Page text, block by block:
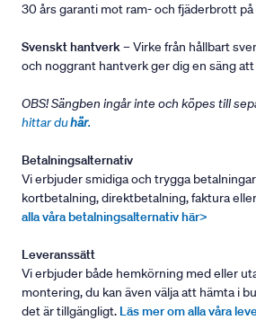
30 års garanti mot ram- och fjäderbrott på
Svenskt hantverk– Virke från hållbart
och noggrant hantverk ger dig en säng att
OBS! Sängben ingår inte och köpes till
hittar duhär.
Betalningsalternativ
Vi erbjuder smidiga och trygga
kortbetalning, direktbetalning, faktura
alla våra betalningsalternativ här>
Leveranssätt
Vi erbjuder både hemkörning med eller
montering, du kan även välja att hämta i
det är tillgängligt. Läs mer om alla våra